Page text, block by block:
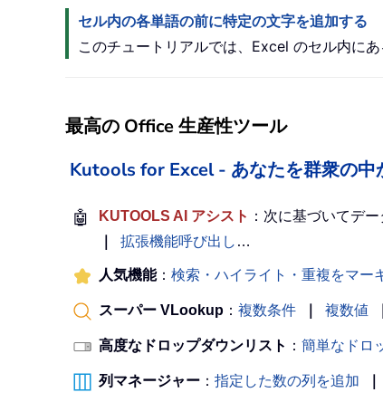
セル内の各単語の前に特定の文字を追加する
このチュートリアルでは、Excel のセル内に
最高の Office 生産性ツール
Kutools for Excel - あなたを群衆の中
🤖 KUTOOLS AI アシスト ：次に基づいてデ
拡張機能呼び出し …
人気機能： 検索・ハイライト・重複をマー
スーパー VLookup ： 複数条件 複数値
高度なドロップダウンリスト ： 簡単なドロ
列マネージャー ： 指定した数の列を追加